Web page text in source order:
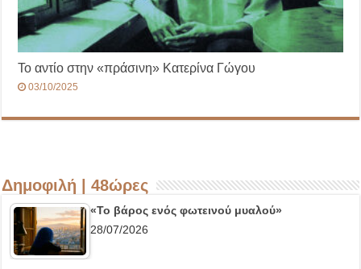
Το αντίο στην «πράσινη» Κατερίνα Γώγου
03/10/2025
Δημοφιλή | 48ώρες
«Το βάρος ενός φωτεινού μυαλού»
28/07/2026